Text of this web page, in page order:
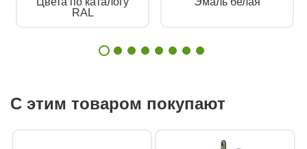
RAL
С этим товаром покупают